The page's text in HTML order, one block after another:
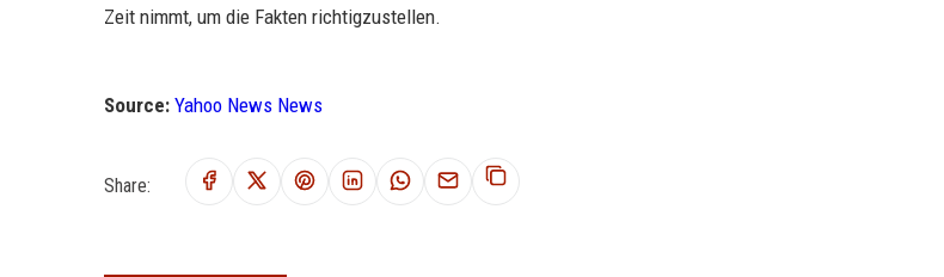
Zeit nimmt, um die Fakten richtigzustellen.
Source: Yahoo News News
Share: